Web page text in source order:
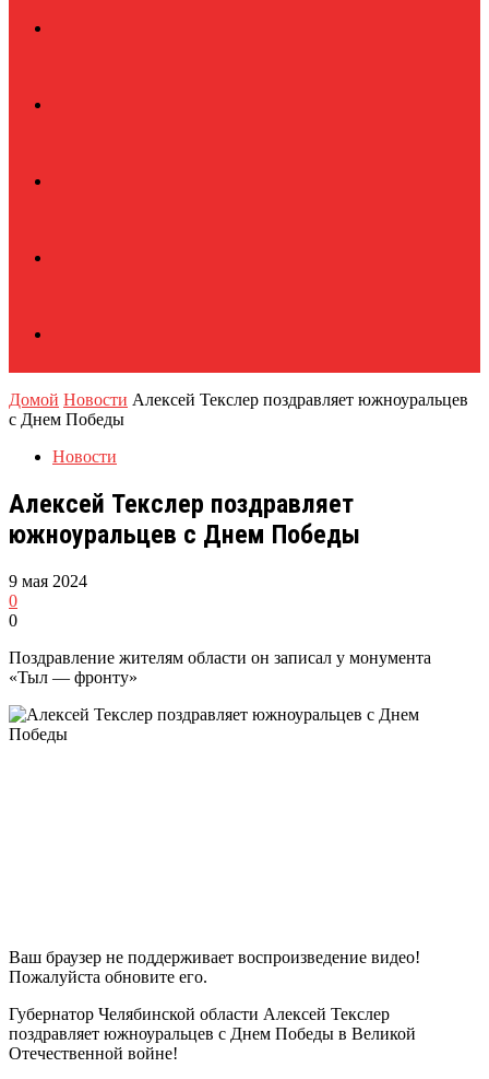
Домой Новости Алексей Текслер поздравляет южноуральцев
с Днем Победы
Новости
Алексей Текслер поздравляет
южноуральцев с Днем Победы
9 мая 2024
0
0
Поздравление жителям области он записал у монумента
«Тыл — фронту»
Ваш браузер не поддерживает воспроизведение видео!
Пожалуйста обновите его.
Губернатор Челябинской области Алексей Текслер
поздравляет южноуральцев с Днем Победы в Великой
Отечественной войне!